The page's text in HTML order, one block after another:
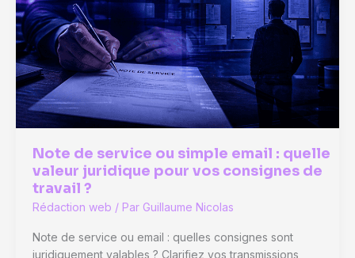
types
pour
valoriser
un
candidat
avec
authenticité
Note de service ou simple email : quelle
valeur juridique pour vos consignes de
travail ?
Rédaction web / Par Guillaume Nicolas
Note de service ou email : quelles consignes sont
juridiquement valables ? Clarifiez vos transmissions